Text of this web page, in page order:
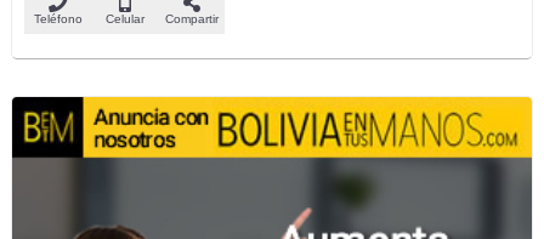
Teléfono Celular Compartir